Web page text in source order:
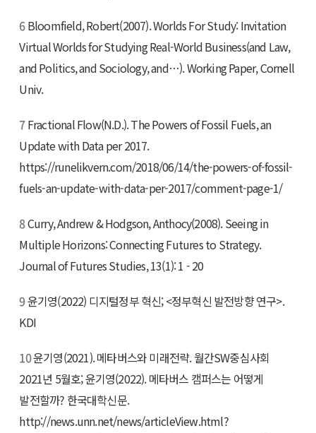
6Bloomfield, Robert(2007). Worlds For Study: Invitation
Virtual Worlds for Studying Real-World Business(and Law,
and Politics, and Sociology, and…). Working Paper, Cornell
Univ.
7Fractional Flow(N.D.). The Powers of Fossil Fuels, an
Update with Data per 2017.
https://runelikvern.com/2018/06/14/the-powers-of-fossil-
fuels-an-update-with-data-per-2017/comment-page-1/
8Curry, Andrew & Hodgson, Anthocy(2008). Seeing in
Multiple Horizons: Connecting Futures to Strategy.
Journal of Futures Studies, 13(1): 1 - 20
9윤기영(2022) 디지털정부 혁신; <정부혁신 발전방향 연구>.
KDI
10윤기영(2021). 메타버스와 미래전략. 월간SW중심사회
2021년 5월호; 윤기영(2022). 메타버스 캠퍼스는 어떻게
발전할까? 한국대학신문.
http://news.unn.net/news/articleView.html?